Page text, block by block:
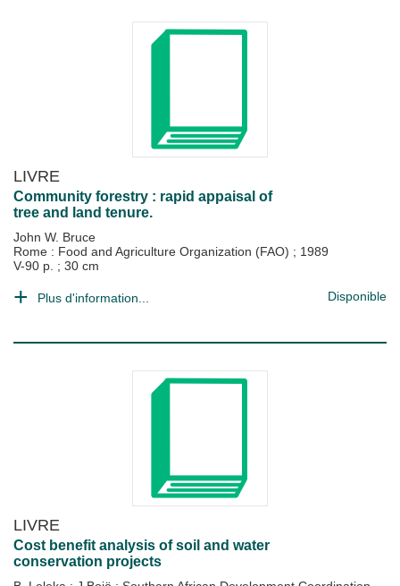
LIVRE
Community forestry : rapid appaisal of
tree and land tenure.
John W. Bruce
Rome : Food and Agriculture Organization (FAO) ; 1989
V-90 p. ; 30 cm
Plus d'information... Disponible
LIVRE
Cost benefit analysis of soil and water
conservation projects